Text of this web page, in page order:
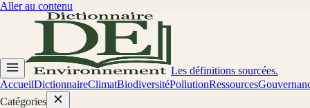
Aller au contenu
Les définitions sourcées.
AccueilDictionnaireClimatBiodiversitéPollutionRessources
Catégories